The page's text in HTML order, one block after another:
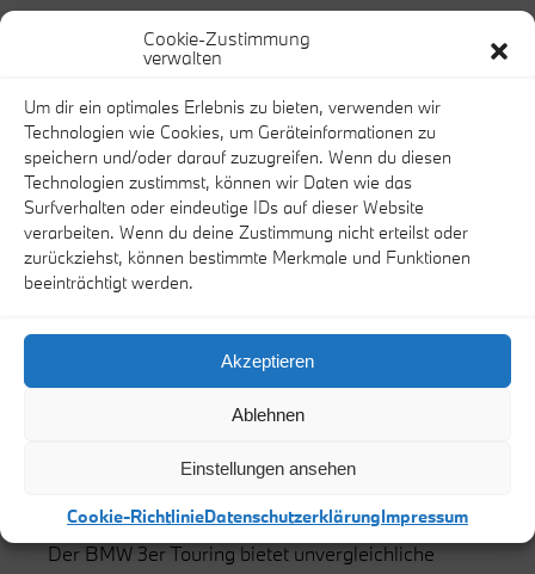
Cookie-Zustimmung
verwalten
Um dir ein optimales Erlebnis zu bieten, verwenden wir
Technologien wie Cookies, um Geräteinformationen zu
speichern und/oder darauf zuzugreifen. Wenn du diesen
Technologien zustimmst, können wir Daten wie das
Surfverhalten oder eindeutige IDs auf dieser Website
verarbeiten. Wenn du deine Zustimmung nicht erteilst oder
zurückziehst, können bestimmte Merkmale und Funktionen
beeinträchtigt werden.
Akzeptieren
Ablehnen
Einstellungen ansehen
Cookie-RichtlinieDatenschutzerklärungImpressum
Der BMW 3er Touring bietet unvergleichliche